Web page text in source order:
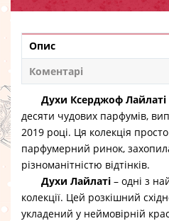
Опис
Коментарі
Духи Ксерджоф Лайлаті
десяти чудових парфумів,
2019 році. Ця колекція
парфумерний ринок,
різноманітністю відтінків.
Духи Лайлаті – одні з
колекції. Цей розкішний
укладений у неймовірній